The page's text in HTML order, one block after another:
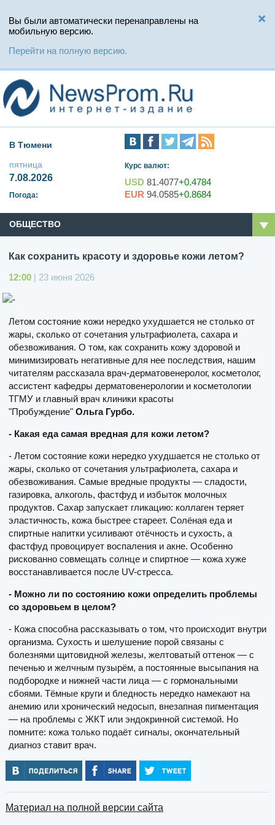
Вы были автоматически перенаправлены на
мобильную версию.
Перейти на полную версию.
В Тюмени
пятница
7.08.2026
Погода:
Курс валют:
USD 81.4077+0.4784
EUR 94.0585+0.8684
ОБЩЕСТВО
Как сохранить красоту и здоровье кожи летом?
12:00 | 23 июня 2026
Летом состояние кожи нередко ухудшается не столько от
жары, сколько от сочетания ультрафиолета, сахара и
обезвоживания. О том, как сохранить кожу здоровой и
минимизировать негативные для нее последствия, нашим
читателям рассказала врач-дерматовенеролог, косметолог,
ассистент кафедры дерматовенерологии и косметологии
ТГМУ и главный врач клиники красоты
"Пробуждение" Ольга Гурбо.
- Какая еда самая вредная для кожи летом?
- Летом состояние кожи нередко ухудшается не столько от
жары, сколько от сочетания ультрафиолета, сахара и
обезвоживания. Самые вредные продукты — сладости,
газировка, алкоголь, фастфуд и избыток молочных
продуктов. Сахар запускает гликацию: коллаген теряет
эластичность, кожа быстрее стареет. Солёная еда и
спиртные напитки усиливают отёчность и сухость, а
фастфуд провоцирует воспаления и акне. Особенно
рискованно совмещать солнце и спиртное — кожа хуже
восстанавливается после UV-стресса.
- Можно ли по состоянию кожи определить проблемы
со здоровьем в целом?
- Кожа способна рассказывать о том, что происходит внутри
организма. Сухость и шелушение порой связаны с
болезнями щитовидной железы, желтоватый оттенок — с
печенью и желчным пузырём, а постоянные высыпания на
подбородке и нижней части лица — с гормональными
сбоями. Тёмные круги и бледность нередко намекают на
анемию или хронический недосып, внезапная пигментация
— на проблемы с ЖКТ или эндокринной системой. Но
помните: кожа только подаёт сигналы, окончательный
диагноз ставит врач.
Материал на полной версии сайта